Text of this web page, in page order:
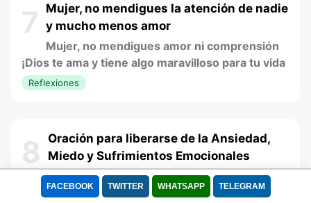
FACEBOOK TWITTER WHATSAPP TELEGRAM
7
Mujer, no mendigues la atención de nadie
y mucho menos amor
Mujer, no mendigues amor ni comprensión
¡Dios te ama y tiene algo maravilloso para tu vida
Reflexiones
8
Oración para liberarse de la Ansiedad,
Miedo y Sufrimientos Emocionales
¡Adiós Ansiedad! 🙏 La oración para liberar
tu mente de todo Miedo, Angustia, Depresión